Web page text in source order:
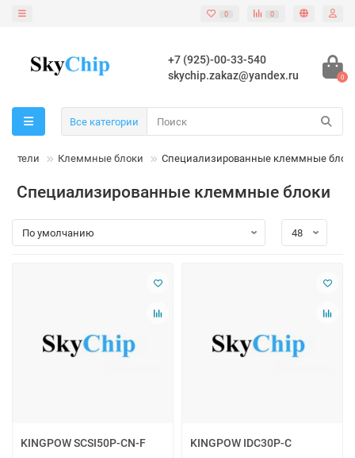
0 0
+7 (925)-00-33-540
skychip.zakaz@yandex.ru
0
Все категории
Клеммные блоки Специализированные клеммные
Специализированные клеммные блоки
KINGPOW SCSI50P-CN-F KINGPOW IDC30P-C